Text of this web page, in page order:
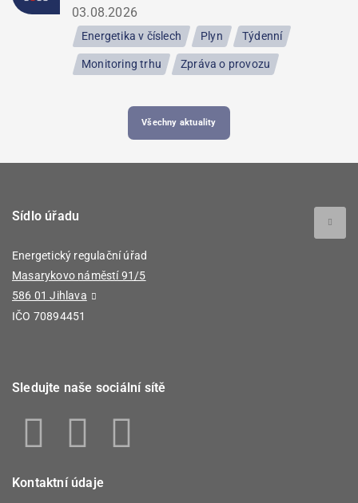
03.08.2026
Energetika v číslech Plyn Týdenní
Monitoring trhu Zpráva o provozu
Všechny aktuality
Sídlo úřadu
Energetický regulační úřad
Masarykovo náměstí 91/5
586 01 Jihlava
IČO 70894451
Sledujte naše sociální sítě
Kontaktní údaje